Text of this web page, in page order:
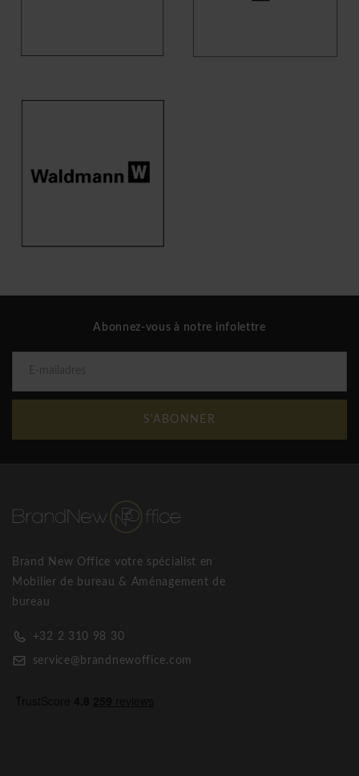
Abonnez-vous à notre infolettre
S'ABONNER
Brand New Office votre spécialist en
Mobilier de bureau & Aménagement de
bureau
+32 2 310 98 30
service@brandnewoffice.com